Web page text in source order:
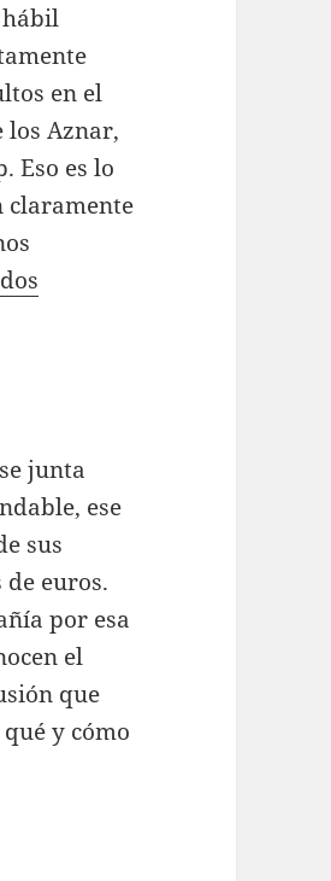
hábil
en el
los Aznar,
Eso es lo
claramente
junta
ese
sus
euros.
por esa
el
que
y cómo